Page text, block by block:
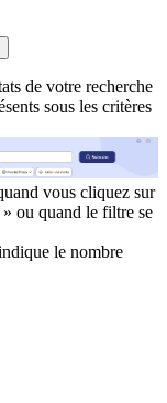
de votre recherche
sous les critères
vous cliquez sur
ou quand le filtre se
le nombre